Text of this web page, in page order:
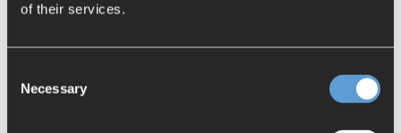
of their services.
Selection
Necessary
Was wäre, wenn Unternehmen diese
führende Unternehmen. Unsere Untersuchung
zeigt, dass Top-Unternehmen – also jene, die